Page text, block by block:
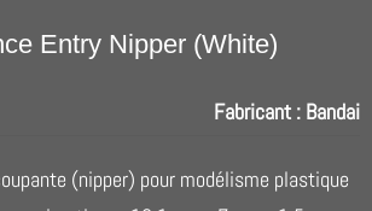
Entry Nipper (White)
Fabricant : Bandai
(nipper) pour modélisme plastique